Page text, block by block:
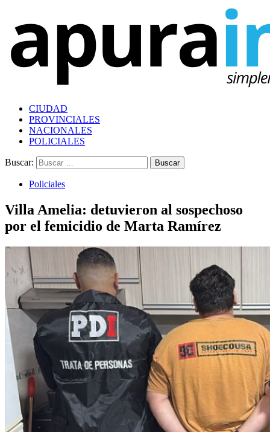
CIUDAD
PROVINCIALES
NACIONALES
POLICIALES
Buscar:
Policiales
Villa Amelia: detuvieron al sospechoso
por el femicidio de Marta Ramírez